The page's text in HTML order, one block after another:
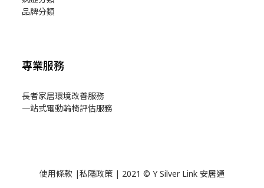
品牌分類
專業服務
長者家居環境改善服務
一站式電動輪椅評估服務
使用條款 |私隱政策 | 2021 © Y Silver Link 安居通